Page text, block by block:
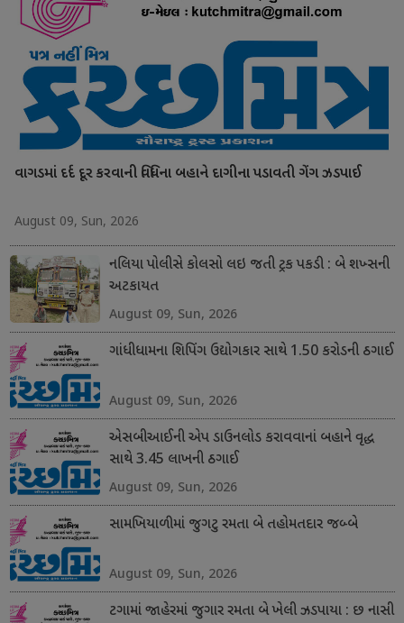
વાગડમાં દર્દ દૂર કરવાની વિધિના બહાને દાગીના પડાવતી ગેંગ ઝડપાઈ
August 09, Sun, 2026
નલિયા પોલીસે કોલસો લઇ જતી ટ્રક પકડી : બે શખ્સની
અટકાયત
August 09, Sun, 2026
ગાંધીધામના શિપિંગ ઉદ્યોગકાર સાથે 1.50 કરોડની ઠગાઈ
August 09, Sun, 2026
એસબીઆઈની એપ ડાઉનલોડ કરાવવાનાં બહાને વૃદ્ધ
સાથે 3.45 લાખની ઠગાઈ
August 09, Sun, 2026
સામખિયાળીમાં જુગટુ રમતા બે તહોમતદાર જબ્બે
August 09, Sun, 2026
ટગામાં જાહેરમાં જુગાર રમતા બે ખેલી ઝડપાયા : છ નાસી